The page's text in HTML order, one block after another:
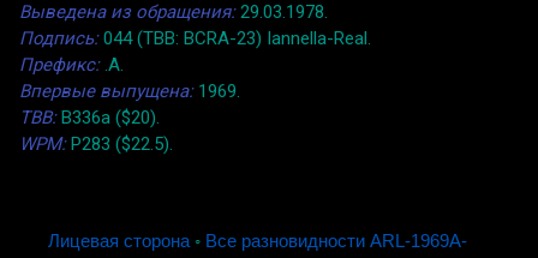
Выведена из обращения:29.03.1978.
Подпись:044 (TBB: BCRA-23) Iannella-Real.
Префикс:.A.
Впервые выпущена:1969.
TBB:B336a ($20).
WPM:P283 ($22.5).
Лицевая сторона◦ Все разновидности ARL-1969A-